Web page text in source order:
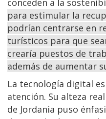
conceden a la
para estimular la
podrían centrarse en
turísticos para que
crearía puestos de
además de aumentar
La tecnología digital
atención. Su alteza
de Jordania puso